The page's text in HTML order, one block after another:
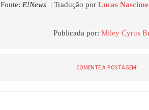
Fonte:E!News | Tradução porLucas
Publicada por:Miley Cyrus
COMENTE A POSTAGEM!